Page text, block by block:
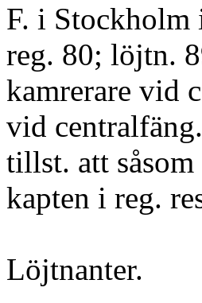
F. i
reg. 80; löjtn.
kamrerare vid
vid
tillst. att
kapten i reg.
Löjtnanter.